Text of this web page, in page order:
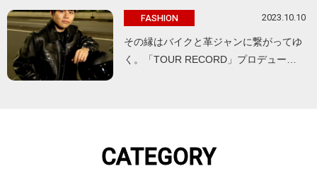
FASHION 2023.10.10
その縁はバイクと革ジャンに繋がってゆ
く。「TOUR RECORD」プロデュー…
CATEGORY